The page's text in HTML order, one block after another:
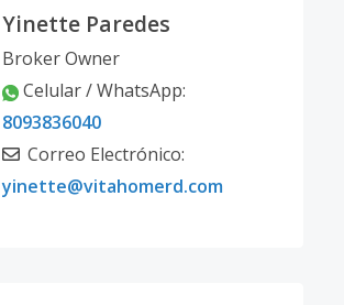
Yinette Paredes
Broker Owner
Celular / WhatsApp:
8093836040
Correo Electrónico:
yinette@vitahomerd.com